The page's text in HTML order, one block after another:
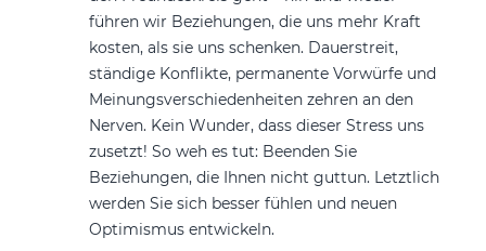
führen wir Beziehungen, die uns mehr Kraft
kosten, als sie uns schenken. Dauerstreit,
ständige Konflikte, permanente Vorwürfe und
Meinungsverschiedenheiten zehren an den
Nerven. Kein Wunder, dass dieser Stress uns
zusetzt! So weh es tut: Beenden Sie
Beziehungen, die Ihnen nicht guttun. Letztlich
werden Sie sich besser fühlen und neuen
Optimismus entwickeln.